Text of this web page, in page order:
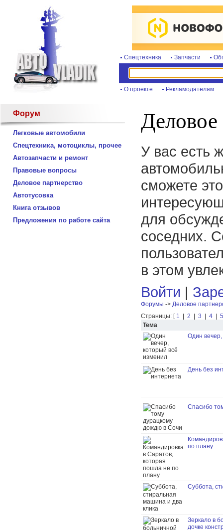
Спецтехника Запчасти
О проекте Рекламодателям
Форум
Легковые автомобили
Спецтехника, мотоциклы, прочее
Автозапчасти и ремонт
Правовые вопросы
Деловое партнерство
Автотусовка
Книга отзывов
Предложения по работе сайта
Деловое
У вас есть
сможете
для
соседних.
в этом
Войти |
Форумы -> Деловое
Страницы: [ 1 2 3 4
5
Тема
Один
День без
Спасибо
по плану
Суббота,
Зеркало в
дочке